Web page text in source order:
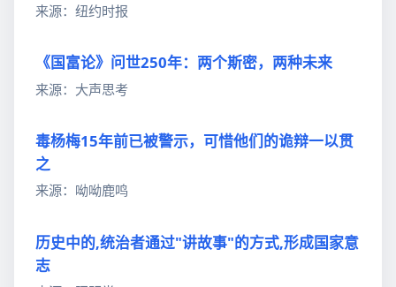
来源：纽约时报
《国富论》问世250年：两个斯密，两种未来
来源：大声思考
毒杨梅15年前已被警示，可惜他们的诡辩一以贯
之
来源：呦呦鹿鸣
历史中的,统治者通过"讲故事"的方式,形成国家意
志